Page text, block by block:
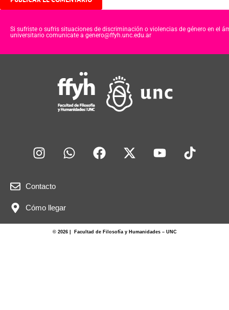
Si sufriste o sufris situaciones de discriminación o violencias de género en el
universitario comunicate a genero@ffyh.unc.edu.ar
Contacto
Cómo llegar
© 2026 | Facultad de Filosofía y Humanidades – UNC